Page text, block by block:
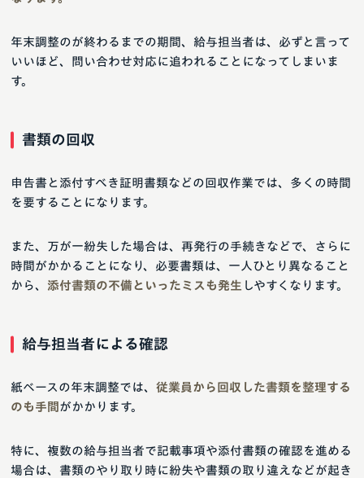
年末調整のが終わるまでの期間、給与担当者は、必ずと言って
いいほど、問い合わせ対応に追われることになってしまいま
す。
書類の回収
申告書と添付すべき証明書類などの回収作業では、多くの時間
を要することになります。
また、万が一紛失した場合は、再発行の手続きなどで、さらに
時間がかかることになり、必要書類は、一人ひとり異なること
から、 添付書類の不備といったミスも発生 しやすくなります。
給与担当者による確認
紙ベースの年末調整では、 従業員から回収した書類を整理する
のも手間 がかかります。
特に、複数の給与担当者で記載事項や添付書類の確認を進める
場合は、書類のやり取り時に紛失や書類の取り違えなどが起き